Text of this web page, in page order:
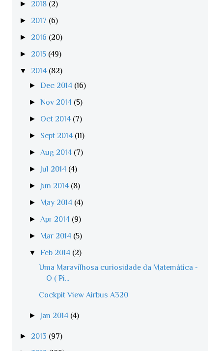
► 2018 (2)
► 2017 (6)
► 2016 (20)
► 2015 (49)
▼ 2014 (82)
►Dec 2014 (16)
►Nov 2014 (5)
► Oct 2014 (7)
► Sept 2014 (11)
► Aug 2014 (7)
► Jul 2014 (4)
► Jun 2014 (8)
► May 2014 (4)
► Apr 2014 (9)
► Mar 2014 (5)
▼Feb 2014 (2)
Uma Maravilhosa curiosidade da Matemática -
O ( Pi...
Cockpit View Airbus A320
► Jan 2014 (4)
► 2013 (97)